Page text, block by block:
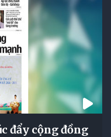
đẩy cộng đồng